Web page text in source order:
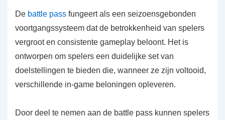
De battle pass fungeert als een seizoensgebonden
voortgangssysteem dat de betrokkenheid van spelers
vergroot en consistente gameplay beloont. Het is
ontworpen om spelers een duidelijke set van
doelstellingen te bieden die, wanneer ze zijn voltooid,
verschillende in-game beloningen opleveren.
Door deel te nemen aan de battle pass kunnen spelers